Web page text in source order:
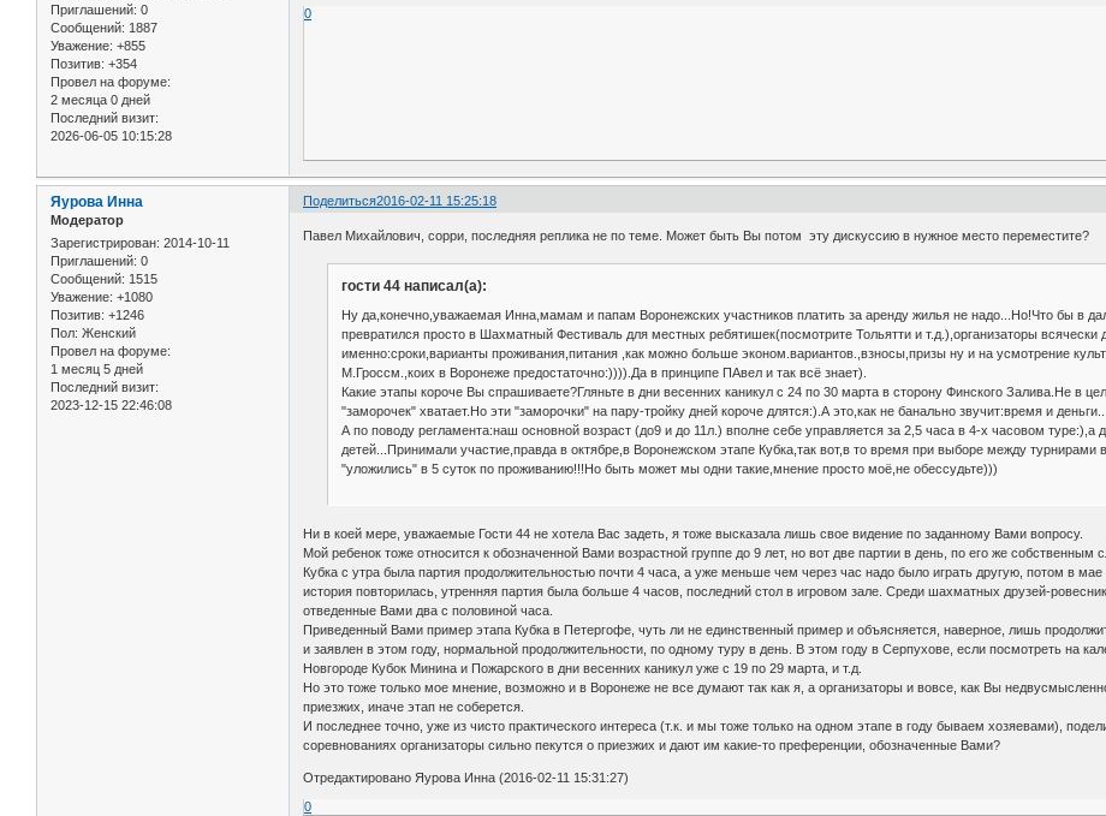
Приглашений: 0
Сообщений: 1887
Уважение: +855
Позитив: +354
Провел на форуме:
2 месяца 0 дней
Последний визит:
2026-06-05 10:15:28
0
Поделиться2016-02-11 15:25:18
Яурова Инна
Модератор
Зарегистрирован: 2014-10-11
Приглашений: 0
Сообщений: 1515
Уважение: +1080
Позитив: +1246
Пол: Женский
Провел на форуме:
1 месяц 5 дней
Последний визит:
2023-12-15 22:46:08
Павел Михайлович, сорри, последняя реплика не по теме. Может быть Вы потом эту дискуссию в нужное место переместите?
гости 44 написал(а):
Ну да,конечно,уважаемая Инна,мамам и папам Воронежских участников платить за аренду жилья не надо...Но!Что бы в
превратился просто в Шахматный Фестиваль для местных ребятишек(посмотрите Тольятти и т.д.),организаторы
именно:сроки,варианты проживания,питания ,как можно больше эконом.вариантов.,взносы,призы ну и на усмотрение
М.Гроссм.,коих в Воронеже предостаточно:)))).Да в принципе ПАвел и так всё знает).
Какие этапы короче Вы спрашиваете?Гляньте в дни весенних каникул с 24 по 30 марта в сторону Финского Залива.Не в
"заморочек" хватает.Но эти "заморочки" на пару-тройку дней короче длятся:).А это,как не банально звучит:время и деньги...
А по поводу регламента:наш основной возраст (до9 и до 11л.) вполне себе управляется за 2,5 часа в 4-х часовом
детей...Принимали участие,правда в октябре,в Воронежском этапе Кубка,так вот,в то время при выборе между турнирами
"уложились" в 5 суток по проживанию!!!Но быть может мы одни такие,мнение просто моё,не обессудьте)))
Ни в коей мере, уважаемые Гости 44 не хотела Вас задеть, я тоже высказала лишь свое видение по заданному Вами вопросу.
Мой ребенок тоже относится к обозначенной Вами возрастной группе до 9 лет, но вот две партии в день, по его же
Кубка с утра была партия продолжительностью почти 4 часа, а уже меньше чем через час надо было играть другую, потом в
история повторилась, утренняя партия была больше 4 часов, последний стол в игровом зале. Среди шахматных друзей-
отведенные Вами два с половиной часа.
Приведенный Вами пример этапа Кубка в Петергофе, чуть ли не единственный пример и объясняется, наверное, лишь
и заявлен в этом году, нормальной продолжительности, по одному туру в день. В этом году в Серпухове, если посмотреть на
Новгороде Кубок Минина и Пожарского в дни весенних каникул уже с 19 по 29 марта, и т.д.
Но это тоже только мое мнение, возможно и в Воронеже не все думают так как я, а организаторы и вовсе, как Вы
приезжих, иначе этап не соберется.
И последнее точно, уже из чисто практического интереса (т.к. и мы тоже только на одном этапе в году бываем хозяевами),
соревнованиях организаторы сильно пекутся о приезжих и дают им какие-то преференции, обозначенные Вами?
Отредактировано Яурова Инна (2016-02-11 15:31:27)
0